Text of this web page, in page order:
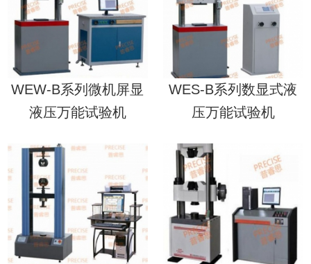
WEW-B系列微机屏显
液压万能试验机
WES-B系列数显式液
压万能试验机